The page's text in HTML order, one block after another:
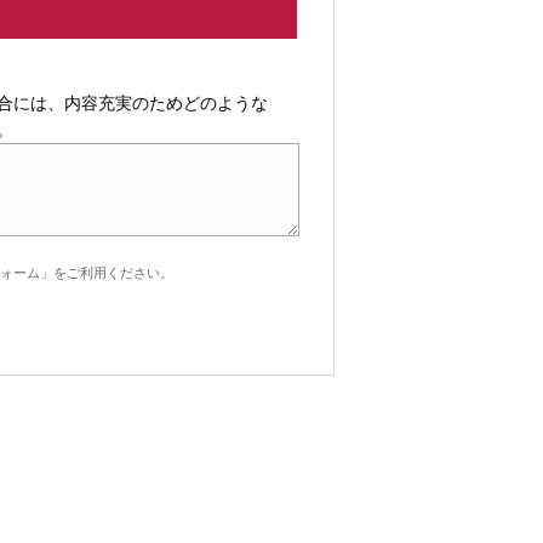
には、内容充実のためどのような
ーム」をご利用ください。